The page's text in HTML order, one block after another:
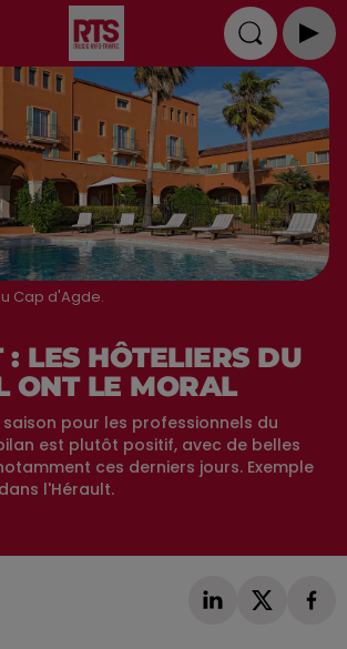
Cap d'Agde.
: LES HÔTELIERS DU
ONT LE MORAL
pour les professionnels du
est plutôt positif, avec de belles
ces derniers jours. Exemple
l'Hérault.